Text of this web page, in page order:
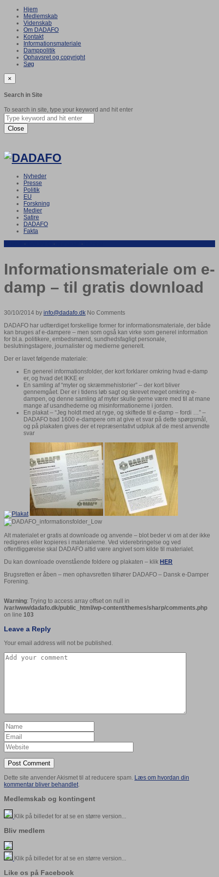
Hjem
Medlemskab
Videnskab
Om DADAFO
Kontakt
Informationsmateriale
Damppolitik
Ophavsret og copyright
Søg
×
Search in Site
To search in site, type your keyword and hit enter
Close
Nyheder
Presse
Politik
EU
Forskning
Medier
Satire
DADAFO
Fakta
· · ·
Informationsmateriale om e-
damp – til gratis download
30/10/2014 by info@dadafo.dk No Comments
DADAFO har udfærdiget forskellige former for informationsmateriale, der både
kan bruges af e-dampere – men som også kan virke som generel information
for bl.a. politikere, embedsmænd, sundhedsfagligt personale,
beslutningstagere, journalister og medierne generelt.
Der er lavet følgende materiale:
En generel informationsfolder, der kort forklarer omkring hvad e-damp
er, og hvad det IKKE er
En samling af “myter og skræmmehistorier” – der kort bliver
gennemgået. Der er i tidens løb sagt og skrevet meget omkring e-
dampen, og denne samling af myter skulle gerne være med til at mane
mange af usandhederne og misinformationerne i jorden.
En plakat – “Jeg holdt med at ryge, og skiftede til e-damp – fordi …” –
DADAFO bad 1600 e-dampere om at give et svar på dette spørgsmål,
og på plakaten gives der et repræsentativt udpluk af de mest anvendte
svar
Alt materialet er gratis at downloade og anvende – blot beder vi om at der ikke
redigeres eller kopieres i materialerne. Ved viderebringelse og ved
offentliggørelse skal DADAFO altid være angivet som kilde til materialet.
Du kan downloade ovenstående foldere og plakaten – klik HER
Brugsretten er åben – men ophavsretten tilhører DADAFO – Dansk e-Damper
Forening.
Warning: Trying to access array offset on null in
/var/www/dadafo.dk/public_html/wp-content/themes/sharp/comments.php
on line 103
Leave a Reply
Your email address will not be published.
Dette site anvender Akismet til at reducere spam. Læs om hvordan din
kommentar bliver behandlet.
Medlemskab og kontingent
Klik på billedet for at se en større version...
Bliv medlem
Klik på billedet for at se en større version...
Like os på Facebook